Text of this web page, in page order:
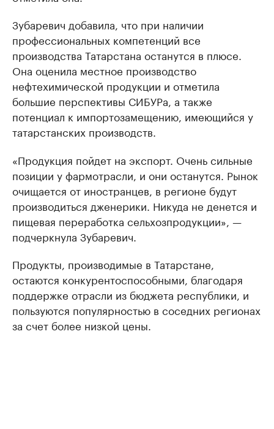
Зубаревич добавила, что при наличии
профессиональных компетенций все
производства Татарстана останутся в плюсе.
Она оценила местное производство
нефтехимической продукции и отметила
большие перспективы СИБУРа, а также
потенциал к импортозамещению, имеющийся у
татарстанских производств.
«Продукция пойдет на экспорт. Очень сильные
позиции у фармотрасли, и они останутся. Рынок
очищается от иностранцев, в регионе будут
производиться дженерики. Никуда не денется и
пищевая переработка сельхозпродукции», —
подчеркнула Зубаревич.
Продукты, производимые в Татарстане,
остаются конкурентоспособными, благодаря
поддержке отрасли из бюджета республики, и
пользуются популярностью в соседних регионах
за счет более низкой цены.